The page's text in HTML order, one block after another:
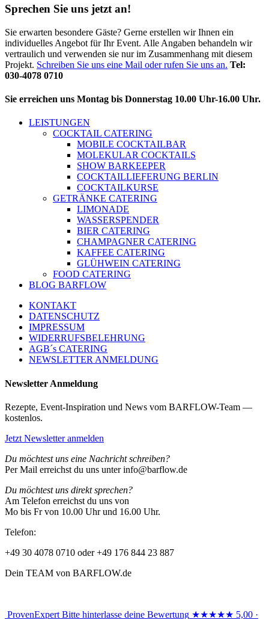
Sprechen Sie uns jetzt an!
Sie erwarten besondere Gäste? Gerne erstellen wir Ihnen ein
individuelles Angebot für Ihr Event. Alle Angaben behandeln wir
vertraulich und verwenden sie nur im Zusammenhang mit diesem
Projekt. Schreiben Sie uns eine Mail oder rufen Sie uns an. Tel:
030-4078 0710
Sie erreichen uns Montag bis Donnerstag 10.00 Uhr-16.00 Uhr.
LEISTUNGEN
COCKTAIL CATERING
MOBILE COCKTAILBAR
MOLEKULAR COCKTAILS
SHOW BARKEEPER
COCKTAILLIEFERUNG BERLIN
COCKTAILKURSE
GETRÄNKE CATERING
LIMONADE
WASSERSPENDER
BIER CATERING
CHAMPAGNER CATERING
KAFFEE CATERING
GLÜHWEIN CATERING
FOOD CATERING
BLOG BARFLOW
KONTAKT
DATENSCHUTZ
IMPRESSUM
WIDERRUFSBELEHRUNG
AGB´s CATERING
NEWSLETTER ANMELDUNG
Newsletter Anmeldung
Rezepte, Event-Inspiration und News vom BARFLOW-Team —
kostenlos.
Jetzt Newsletter anmelden
Du möchtest uns eine Nachricht schreiben?
Per Mail erreichst du uns unter info@barflow.de
Du möchtest uns direkt sprechen?
Am Telefon erreichst du uns von
Mo bis Fr von 10.00 Uhr und 16.00 Uhr.
Telefon:
+49 30 4078 0710 oder +49 176 844 23 887
Dein TEAM von BARFLOW.de
ProvenExpert Bitte hinterlasse deine Bewertung ★★★★★ 5,00 ·